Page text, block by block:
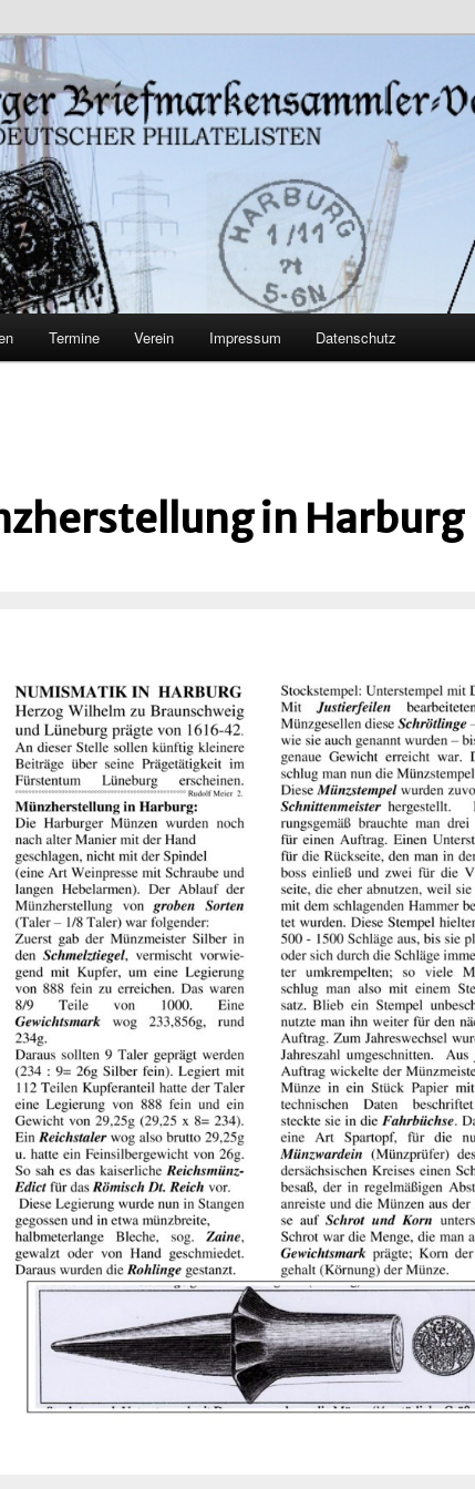
Verein von
Harburg
Termine Verein Impressum Datenschutz
in Harburg